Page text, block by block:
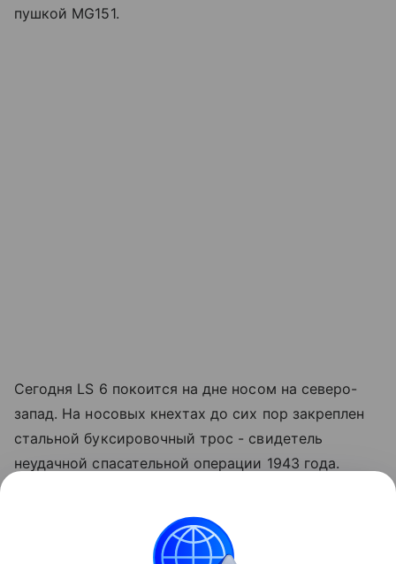
пушкой MG151.
Сегодня LS 6 покоится на дне носом на северо-
запад. На носовых кнехтах до сих пор закреплен
стальной буксировочный трос - свидетель
неудачной спасательной операции 1943 года.
дизельных моторов, а прочный сплав защитил
судно от разрушения, подарив историкам шанс